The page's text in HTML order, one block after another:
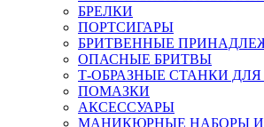
БРЕЛКИ
ПОРТСИГАРЫ
БРИТВЕННЫЕ
ОПАСНЫЕ БРИТВЫ
Т-ОБРАЗНЫЕ СТАНКИ ДЛЯ
ПОМАЗКИ
АКСЕССУАРЫ
МАНИКЮРНЫЕ НАБОРЫ